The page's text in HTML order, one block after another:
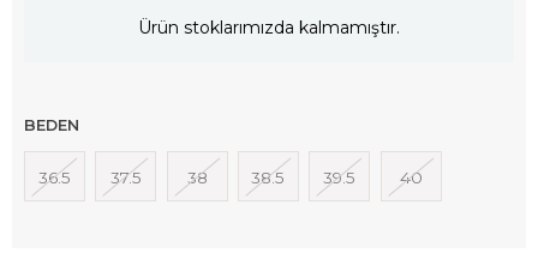
Ürün stoklarımızda kalmamıştır.
BEDEN
36.5 37.5 38 38.5 39.5 40